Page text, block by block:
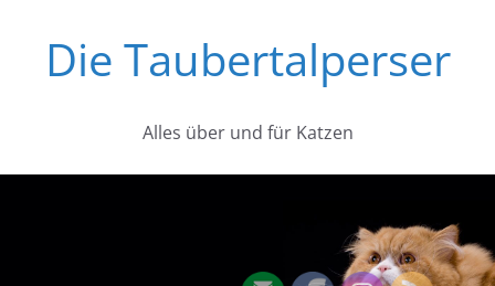
springenDie Taubertalperser
Alles über und für Katzen